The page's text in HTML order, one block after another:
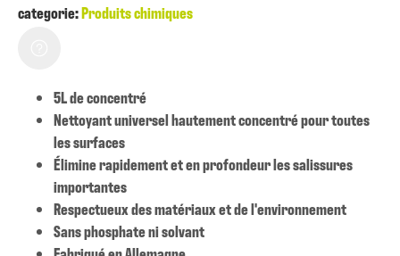
categorie:Produits chimiques
5L de concentré
Nettoyant universel hautement concentré pour toutes
les surfaces
Élimine rapidement et en profondeur les salissures
importantes
Respectueux des matériaux et de l'environnement
Sans phosphate ni solvant